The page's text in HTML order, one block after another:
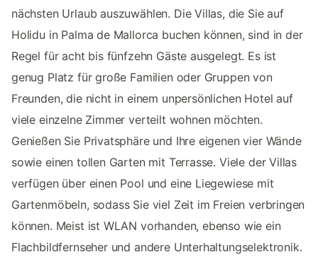
nächsten Urlaub auszuwählen. Die Villas, die Sie auf
Holidu in Palma de Mallorca buchen können, sind in der
Regel für acht bis fünfzehn Gäste ausgelegt. Es ist
genug Platz für große Familien oder Gruppen von
Freunden, die nicht in einem unpersönlichen Hotel auf
viele einzelne Zimmer verteilt wohnen möchten.
Genießen Sie Privatsphäre und Ihre eigenen vier Wände
sowie einen tollen Garten mit Terrasse. Viele der Villas
verfügen über einen Pool und eine Liegewiese mit
Gartenmöbeln, sodass Sie viel Zeit im Freien verbringen
können. Meist ist WLAN vorhanden, ebenso wie ein
Flachbildfernseher und andere Unterhaltungselektronik.